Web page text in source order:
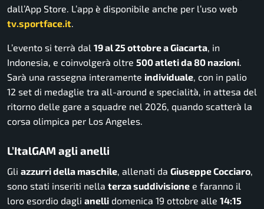
dall’App Store. L’app è disponibile anche per l’uso web
tv.sportface.it
L’evento si terrà dal 19 al 25 ottobre a Giacarta , in
Indonesia, e coinvolgerà oltre 500 atleti da 80 nazioni
Sarà una rassegna interamente individuale , con in palio
12 set di medaglie tra all-around e specialità, in attesa del
ritorno delle gare a squadre nel 2026, quando scatterà la
corsa olimpica per Los Angeles.
L’ItalGAM agli anelli
Gli azzurri della maschile, allenati da Giuseppe Cocciaro,
sono stati inseriti nella terza suddivisione e faranno il
loro esordio dagli anelli domenica 19 ottobre alle 14:15